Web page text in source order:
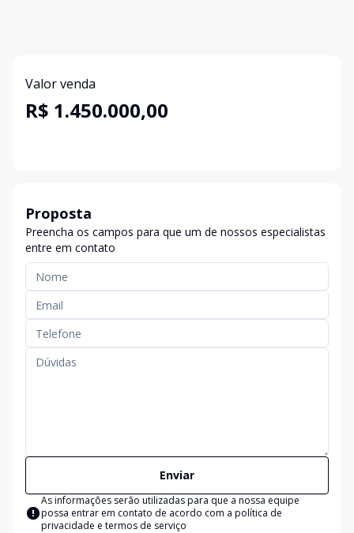
Valor venda
R$ 1.450.000,00
Proposta
Preencha os campos para que um de nossos especialistas
entre em contato
Enviar
As informações serão utilizadas para que a nossa equipe
possa entrar em contato de acordo com a política de
privacidade e termos de serviço